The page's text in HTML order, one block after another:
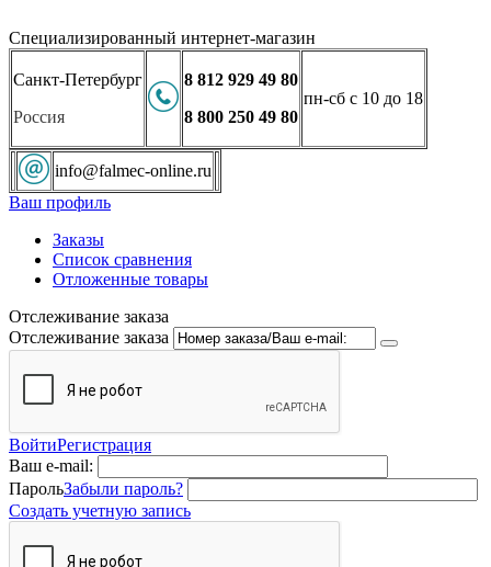
Специализированный интернет-магазин
Санкт-Петербург
Россия
8 812 929 49 80
8 800 250 49 80
пн-сб с 10 до 18
info@falmec-online.ru
Ваш профиль
Заказы
Список сравнения
Отложенные товары
Отслеживание заказа
Отслеживание заказа
ВойтиРегистрация
Ваш e-mail:
ПарольЗабыли пароль?
Создать учетную запись